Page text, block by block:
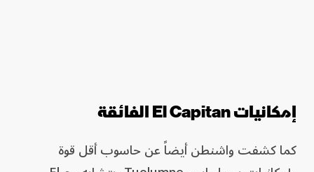
إمكانيات El Capitan الفائقة
كما كشفت واشنطن أيضاً عن حاسوب أقل قوة